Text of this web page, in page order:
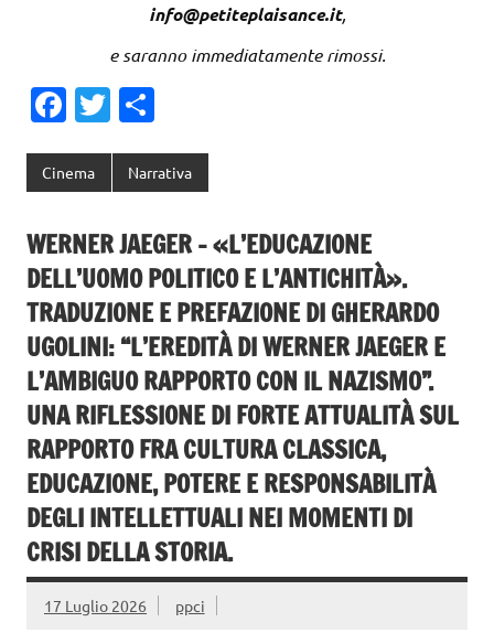
info@petiteplaisance.it,
e saranno immediatamente rimossi.
Fa
e
o
o
k
T
it
r
n
vi
di
Cinema Narrativa
WERNER JAEGER – «L’EDUCAZIONE
DELL’UOMO POLITICO E L’ANTICHITÀ».
TRADUZIONE E PREFAZIONE DI GHERARDO
UGOLINI: “L’EREDITÀ DI WERNER JAEGER E
L’AMBIGUO RAPPORTO CON IL NAZISMO”.
UNA RIFLESSIONE DI FORTE ATTUALITÀ SUL
RAPPORTO FRA CULTURA CLASSICA,
EDUCAZIONE, POTERE E RESPONSABILITÀ
DEGLI INTELLETTUALI NEI MOMENTI DI
CRISI DELLA STORIA.
17 Luglio 2026 ppci